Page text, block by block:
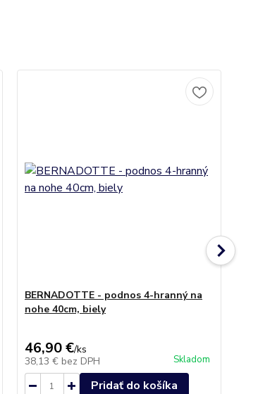
BERNADOTTE - podnos 4-hranný na
nohe 40cm, biely
46,90 €/ks
38,13 € bez DPH Skladom
Pridať do košíka